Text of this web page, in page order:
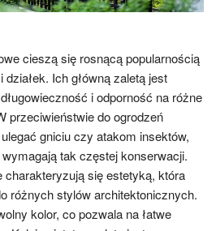
cieszą się rosnącą popularnością
Ich główną zaletą jest
i odporność na różne
przeciwieństwie do ogrodzeń
gniciu czy atakom insektów,
tak częstej konserwacji.
charakteryzują się estetyką, która
różnych stylów architektonicznych.
kolor, co pozwala na łatwe